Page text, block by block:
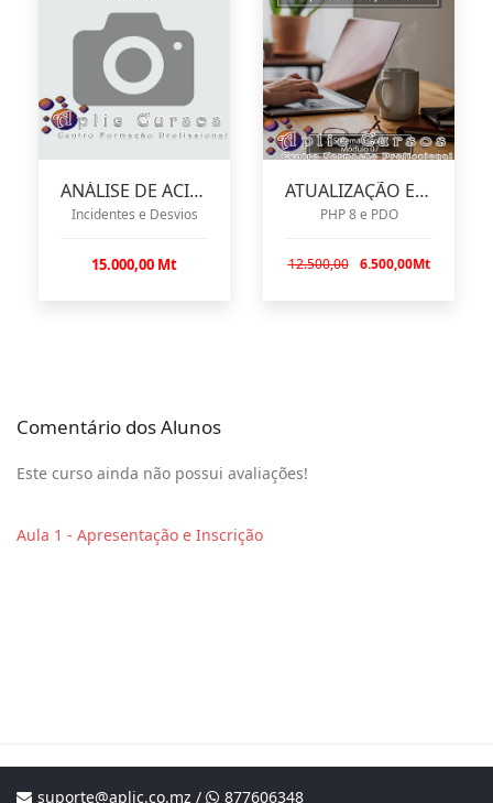
ANÁLISE DE ACIDENTES
Incidentes e Desvios
15.000,00 Mt
ATUALIZAÇÃO ESCOLAR 03
PHP 8 e PDO
12.500,00 6.500,00Mt
Comentário dos Alunos
Este curso ainda não possui avaliações!
Aula 1 - Apresentação e Inscrição
suporte@aplic.co.mz / 877606348